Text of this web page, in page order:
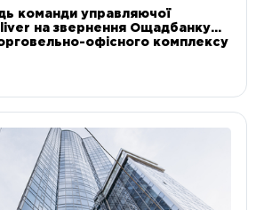
команди управляючої
на звернення Ощадбанку
офісного комплексу